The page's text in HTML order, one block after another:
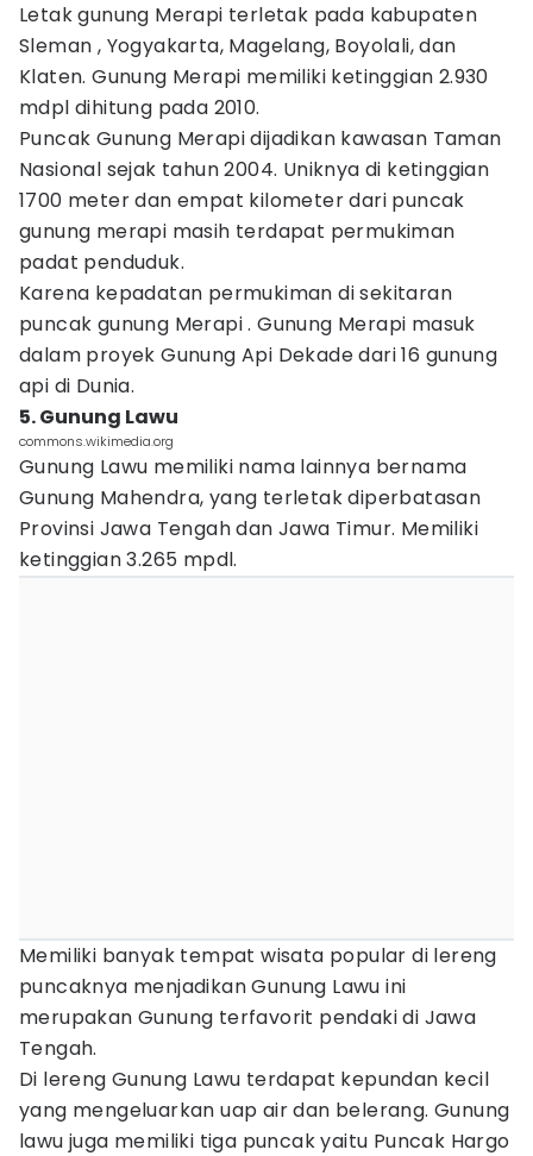
Letak gunung Merapi terletak pada kabupaten
Sleman , Yogyakarta, Magelang, Boyolali, dan
Klaten. Gunung Merapi memiliki ketinggian 2.930
mdpl dihitung pada 2010.
Puncak Gunung Merapi dijadikan kawasan Taman
Nasional sejak tahun 2004. Uniknya di ketinggian
1700 meter dan empat kilometer dari puncak
gunung merapi masih terdapat permukiman
padat penduduk.
Karena kepadatan permukiman di sekitaran
puncak gunung Merapi . Gunung Merapi masuk
dalam proyek Gunung Api Dekade dari 16 gunung
api di Dunia.
5. Gunung Lawu
commons.wikimedia.org
Gunung Lawu memiliki nama lainnya bernama
Gunung Mahendra, yang terletak diperbatasan
Provinsi Jawa Tengah dan Jawa Timur. Memiliki
ketinggian 3.265 mpdl.
Memiliki banyak tempat wisata popular di lereng
puncaknya menjadikan Gunung Lawu ini
merupakan Gunung terfavorit pendaki di Jawa
Tengah.
Di lereng Gunung Lawu terdapat kepundan kecil
yang mengeluarkan uap air dan belerang. Gunung
lawu juga memiliki tiga puncak yaitu Puncak Hargo